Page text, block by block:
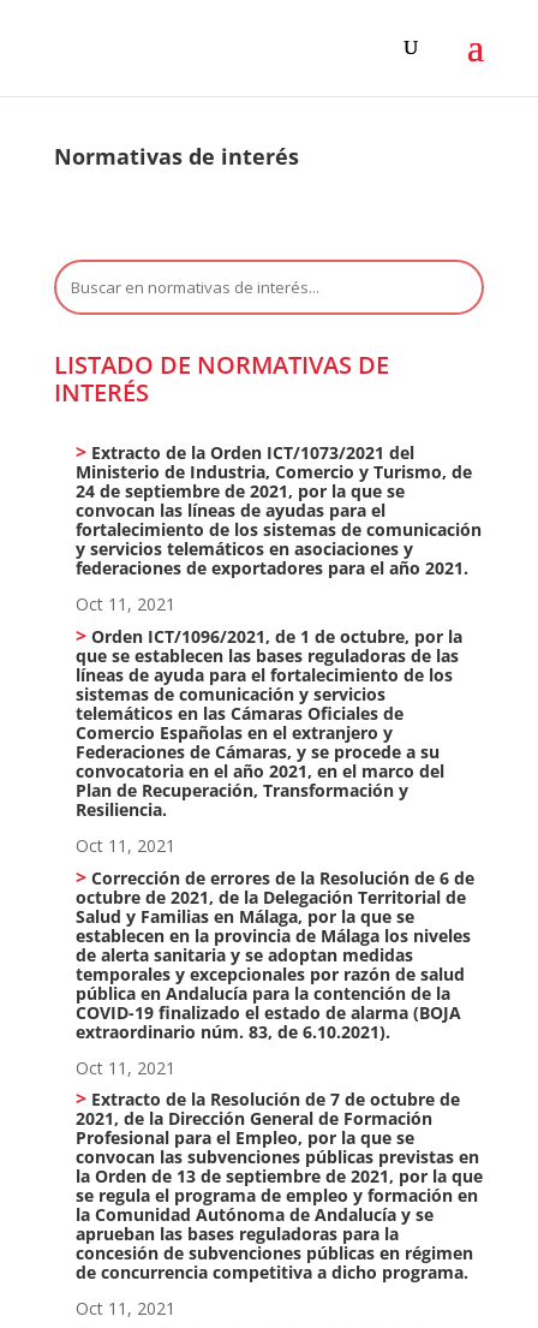
Normativas de interés
Buscar:
LISTADO DE NORMATIVAS DE
INTERÉS
Extracto de la Orden ICT/1073/2021 del
Ministerio de Industria, Comercio y Turismo, de
24 de septiembre de 2021, por la que se
convocan las líneas de ayudas para el
fortalecimiento de los sistemas de comunicación
y servicios telemáticos en asociaciones y
federaciones de exportadores para el año 2021.
Oct 11, 2021
Orden ICT/1096/2021, de 1 de octubre, por la
que se establecen las bases reguladoras de las
líneas de ayuda para el fortalecimiento de los
sistemas de comunicación y servicios
telemáticos en las Cámaras Oficiales de
Comercio Españolas en el extranjero y
Federaciones de Cámaras, y se procede a su
convocatoria en el año 2021, en el marco del
Plan de Recuperación, Transformación y
Resiliencia.
Oct 11, 2021
Corrección de errores de la Resolución de 6 de
octubre de 2021, de la Delegación Territorial de
Salud y Familias en Málaga, por la que se
establecen en la provincia de Málaga los niveles
de alerta sanitaria y se adoptan medidas
temporales y excepcionales por razón de salud
pública en Andalucía para la contención de la
COVID-19 finalizado el estado de alarma (BOJA
extraordinario núm. 83, de 6.10.2021).
Oct 11, 2021
Extracto de la Resolución de 7 de octubre de
2021, de la Dirección General de Formación
Profesional para el Empleo, por la que se
convocan las subvenciones públicas previstas en
la Orden de 13 de septiembre de 2021, por la que
se regula el programa de empleo y formación en
la Comunidad Autónoma de Andalucía y se
aprueban las bases reguladoras para la
concesión de subvenciones públicas en régimen
de concurrencia competitiva a dicho programa.
Oct 11, 2021